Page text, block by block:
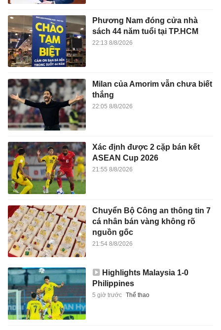
Phương Nam đóng cửa nhà
sách 44 năm tuổi tại TP.HCM
22:13 8/8/2026
Milan của Amorim vẫn chưa biết
thắng
22:05 8/8/2026
Xác định được 2 cặp bán kết
ASEAN Cup 2026
21:55 8/8/2026
Chuyển Bộ Công an thông tin 7
cá nhân bán vàng không rõ
nguồn gốc
21:54 8/8/2026
Highlights Malaysia 1-0
Philippines
5 giờ trước Thể thao